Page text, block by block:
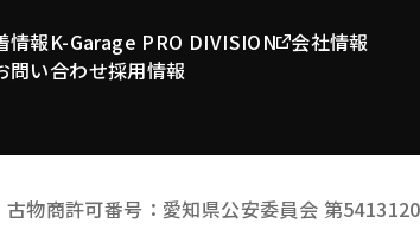
情報K-Garage PRO DIVISION 会社情報
問い合わせ採用情報
古物商許可番号：愛知県公安委員会 第